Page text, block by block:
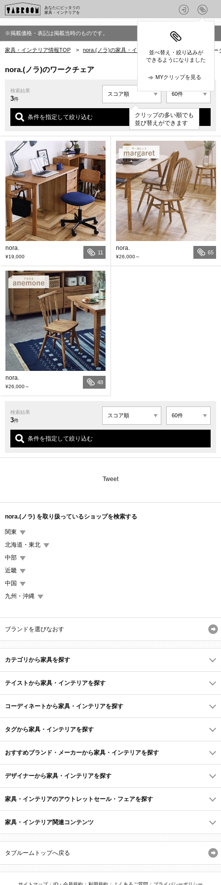
あなたにピッタリの
家具・インテリアを
並べ替え・絞り込みが
できるようになりました
MYクリップを見る
※掲載価格・表記は掲載当時のものです。
家具・インテリア情報TOP > nora.(ノラ)の家具・インテリア > nora.(ノラ)のワー
nora.(ノラ)のワークチェア
検索結果
3件
クリップの多い順でも
並び替えができます
条件を指定して絞り込む
nora.
¥19,000
11
nora.
¥26,000～
65
nora.
¥26,000～
48
検索結果
3件
条件を指定して絞り込む
Tweet
nora.(ノラ) を取り扱っているショップを検索する
関東
北海道・東北
中部
近畿
中国
九州・沖縄
ブランドを選びなおす
カテゴリから家具を探す
テイストから家具・インテリアを探す
コーディネートから家具・インテリアを探す
タグから家具・インテリアを探す
おすすめブランド・メーカーから家具・インテリアを探す
デザイナーから家具・インテリアを探す
家具・インテリアのアウトレットセール・フェアを探す
家具・インテリア関連コンテンツ
タブルームトップへ戻る